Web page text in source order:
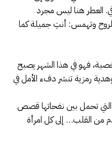
العطر هنا ليس مجرد
وتهمس: أنتِ جميلة كما
فهو في هذا الشهر يصبح
وهدية رمزية تنشر دفء الأمل في
التي تحمل بين نفحاتها قصص
من القلب… إلى كل امرأة